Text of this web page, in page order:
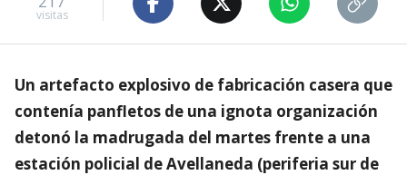
visitas
Un artefacto explosivo de fabricación casera que
contenía panfletos de una ignota organización
detonó la madrugada del martes frente a una
estación policial de Avellaneda (periferia sur de